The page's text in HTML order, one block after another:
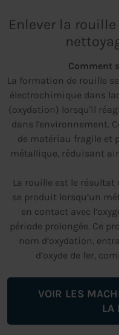
Enlever la
Comment
La formation de rouille
électrochimique dans
(oxydation) lorsqu'il
dans l'environnement.
de matériau fragile et
métallique, réduisant
La rouille est le résultat
se produit lorsqu’un
en contact avec
période prolongée. Ce
nom d’oxydation,
d’oxyde de fer,
VOIR LES
LA